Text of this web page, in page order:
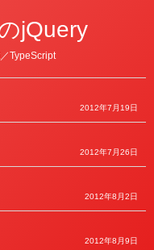
jQuery
TypeScript
2012年7月19日
2012年7月26日
2012年8月2日
2012年8月9日